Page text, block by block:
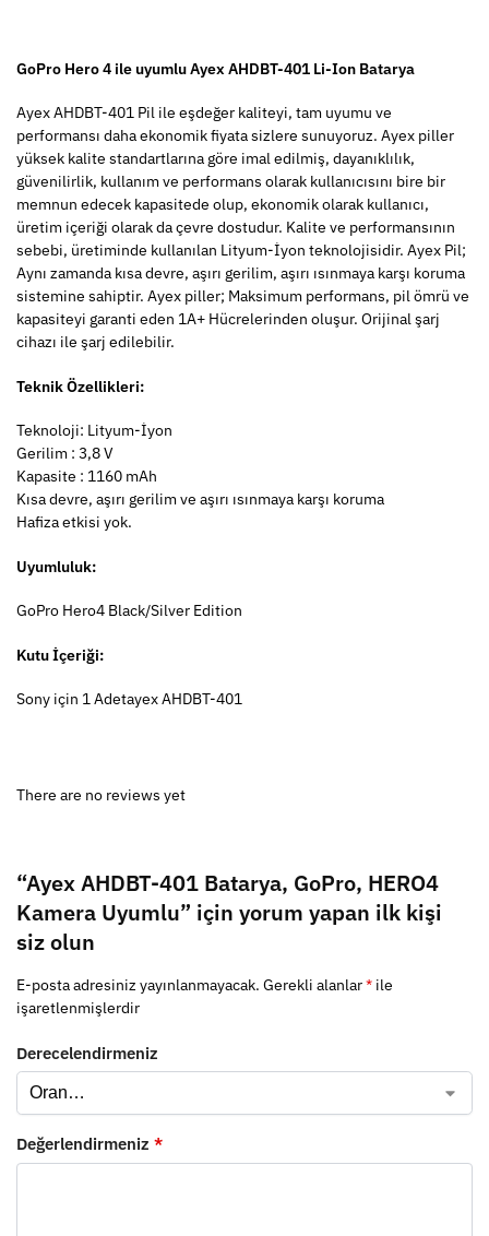
GoPro Hero 4 ile uyumlu Ayex AHDBT-401 Li-Ion Batarya
Ayex AHDBT-401 Pil ile eşdeğer kaliteyi, tam uyumu ve
performansı daha ekonomik fiyata sizlere sunuyoruz. Ayex piller
yüksek kalite standartlarına göre imal edilmiş, dayanıklılık,
güvenilirlik, kullanım ve performans olarak kullanıcısını bire bir
memnun edecek kapasitede olup, ekonomik olarak kullanıcı,
üretim içeriği olarak da çevre dostudur. Kalite ve performansının
sebebi, üretiminde kullanılan Lityum-İyon teknolojisidir. Ayex Pil;
Aynı zamanda kısa devre, aşırı gerilim, aşırı ısınmaya karşı koruma
sistemine sahiptir. Ayex piller; Maksimum performans, pil ömrü ve
kapasiteyi garanti eden 1A+ Hücrelerinden oluşur. Orijinal şarj
cihazı ile şarj edilebilir.
Teknik Özellikleri:
Teknoloji: Lityum-İyon
Gerilim : 3,8 V
Kapasite : 1160 mAh
Kısa devre, aşırı gerilim ve aşırı ısınmaya karşı koruma
Hafiza etkisi yok.
Uyumluluk:
GoPro Hero4 Black/Silver Edition
Kutu İçeriği:
Sony için 1 Adetayex AHDBT-401
There are no reviews yet
“Ayex AHDBT-401 Batarya, GoPro, HERO4
Kamera Uyumlu” için yorum yapan ilk kişi
siz olun
E-posta adresiniz yayınlanmayacak. Gerekli alanlar* ile
işaretlenmişlerdir
Derecelendirmeniz
Değerlendirmeniz *